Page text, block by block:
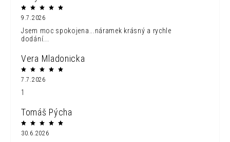
9.7.2026
Jsem moc spokojena...náramek krásný a rychle
dodání...
Vera Mladonicka
7.7.2026
1
Tomáš Pýcha
30.6.2026